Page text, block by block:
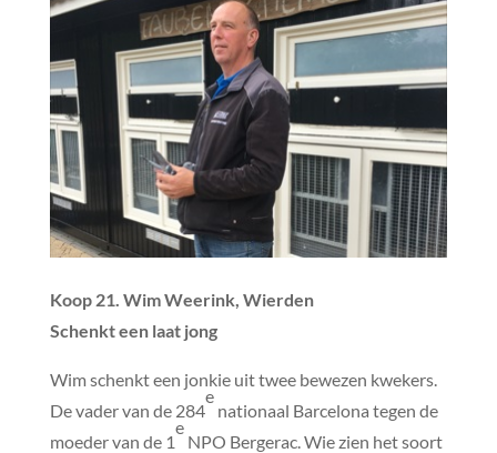
Koop 21. Wim Weerink, Wierden
Schenkt een laat jong
Wim schenkt een jonkie uit twee bewezen kwekers.
De vader van de 284
e
nationaal Barcelona tegen de
moeder van de 1
e
NPO Bergerac. Wie zien het soort